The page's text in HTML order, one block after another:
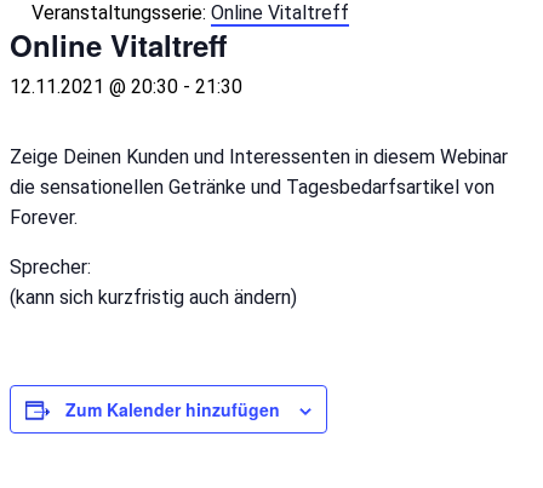
Veranstaltungsserie: Online Vitaltreff
Online Vitaltreff
12.11.2021 @ 20:30 - 21:30
Zeige Deinen Kunden und Interessenten in diesem Webinar
die sensationellen Getränke und Tagesbedarfsartikel von
Forever.
Sprecher:
(kann sich kurzfristig auch ändern)
Zum Kalender hinzufügen